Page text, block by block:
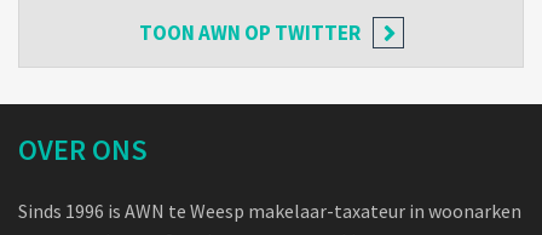
TOONAWN OP TWITTER
OVER ONS
Sinds 1996 is AWN te Weesp makelaar-taxateur in woonarken